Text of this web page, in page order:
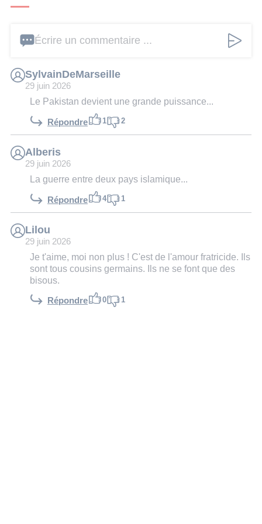
Écrire un commentaire ...
SylvainDeMarseille
29 juin 2026
Le Pakistan devient une grande puissance...
Répondre 1 2
Alberis
29 juin 2026
La guerre entre deux pays islamique...
Répondre 4 1
Lilou
29 juin 2026
Je t'aime, moi non plus ! C'est de l'amour fratricide. Ils
sont tous cousins germains. Ils ne se font que des
bisous.
Répondre 0 1